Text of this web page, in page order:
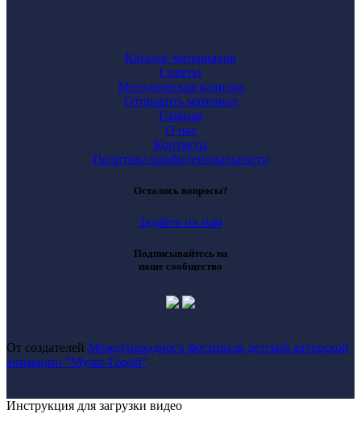
Каталог материалов
Советы
Методическая копилка
Отправить материал
Главная
О нас
Контакты
Политика конфиденциальности
Остались вопросы?
Задайте их нам
Подписывайтесь на
наше сообщество
От создателей Международного фестиваля детской авторской
анимации "Мульт-Горой"
Инструкция для загрузки видео